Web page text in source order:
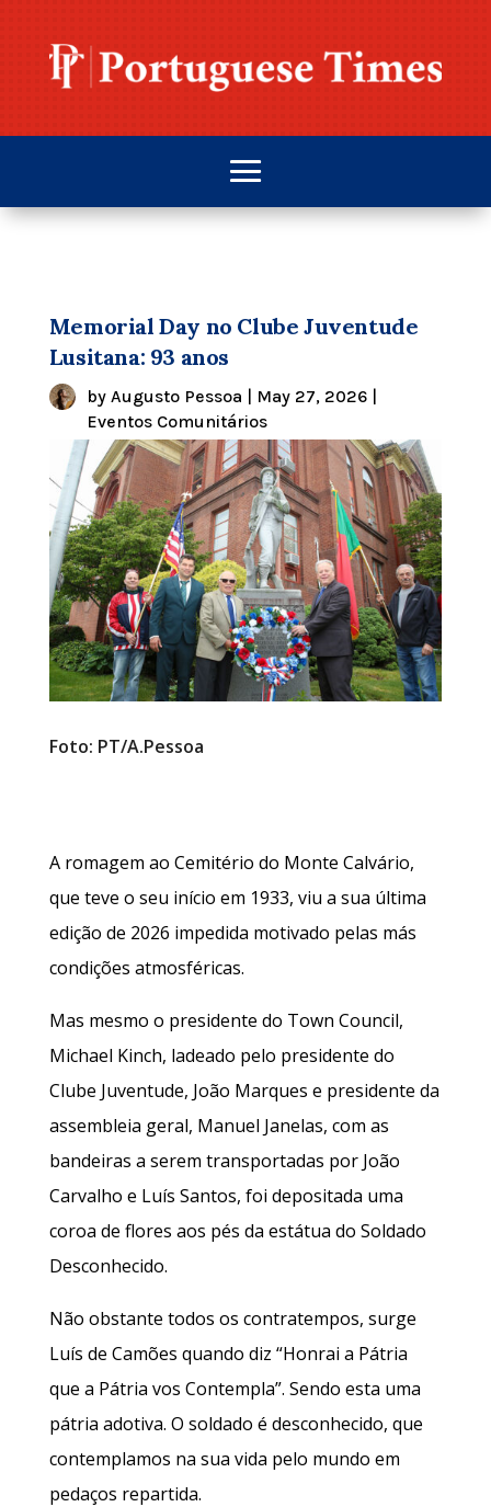
Memorial Day no Clube Juventude
Lusitana: 93 anos
by Augusto Pessoa | May 27, 2026|
Eventos Comunitários
Foto: PT/A.Pessoa
A romagem ao Cemitério do Monte Calvário,
que teve o seu início em 1933, viu a sua última
edição de 2026 impedida motivado pelas más
condições atmosféricas.
Mas mesmo o presidente do Town Council,
Michael Kinch, ladeado pelo presidente do
Clube Juventude, João Marques e presidente da
assembleia geral, Manuel Janelas, com as
bandeiras a serem transportadas por João
Carvalho e Luís Santos, foi depositada uma
coroa de flores aos pés da estátua do Soldado
Desconhecido.
Não obstante todos os contratempos, surge
Luís de Camões quando diz “Honrai a Pátria
que a Pátria vos Contempla”. Sendo esta uma
pátria adotiva. O soldado é desconhecido, que
contemplamos na sua vida pelo mundo em
pedaços repartida.